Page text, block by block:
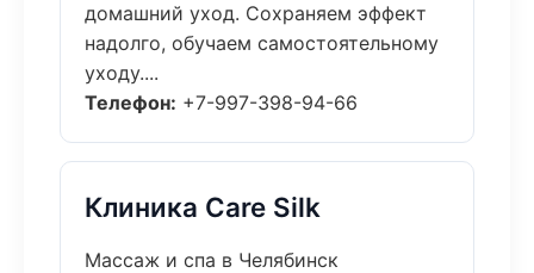
домашний уход. Сохраняем эффект
надолго, обучаем самостоятельному
уходу....
Телефон: +7-997-398-94-66
Клиника Care Silk
Массаж и спа в Челябинск